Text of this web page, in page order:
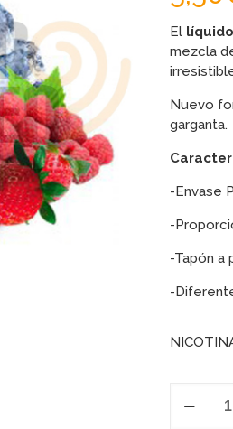
El
mezcla
Nuevo
garganta.
-Envase
-
-Tapón a
-
MOON